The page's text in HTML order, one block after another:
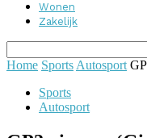
Wonen
Zakelijk
Home Sports Autosport
Sports
Autosport